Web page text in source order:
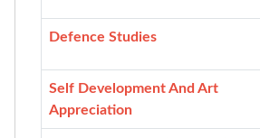
Defence Studies
Self Development And Art
Appreciation